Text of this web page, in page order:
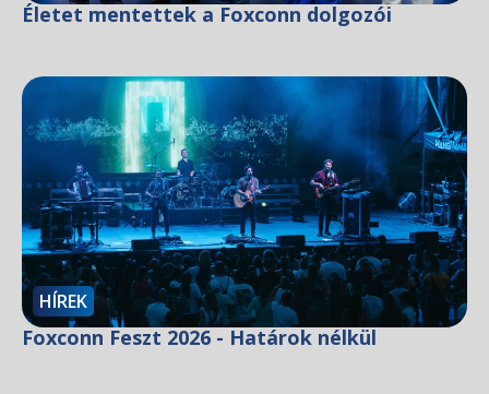
Életet mentettek a Foxconn dolgozói
HÍREK
Foxconn Feszt 2026 - Határok nélkül